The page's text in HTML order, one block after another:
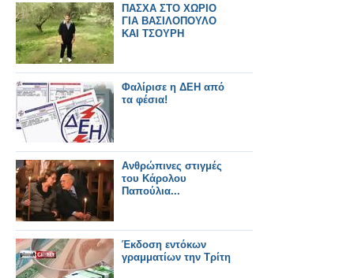
ΠΑΣΧΑ ΣΤΟ ΧΩΡΙΟ
ΓΙΑ ΒΑΣΙΛΟΠΟΥΛΟ
ΚΑΙ ΤΣΟΥΡΗ
Φαλίρισε η ΔΕΗ από
τα φέσια!
Ανθρώπινες στιγμές
του Κάρολου
Παπούλια...
Έκδοση εντόκων
γραμματίων την Τρίτη